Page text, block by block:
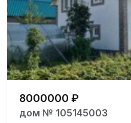
8000000 ₽
дом № 105145003